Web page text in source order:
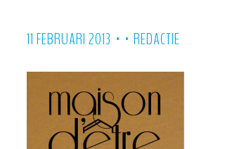
11 FEBRUARI 2013 • • REDACTIE